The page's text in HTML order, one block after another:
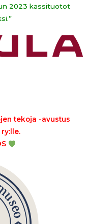
2023 kassituotot
tekoja -avustus